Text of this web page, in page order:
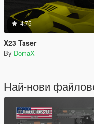
4.75
X23 Taser
By DomaX
Най-нови